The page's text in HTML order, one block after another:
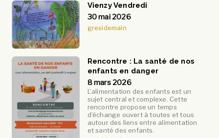
Vienzy Vendredi
30 mai 2026
gresidemain
Rencontre : La santé de nos
enfants en danger
8 mars 2026
L’alimentation des enfants est un
sujet central et complexe. Cette
rencontre propose un temps
d’échange ouvert à toutes et tous
autour des liens entre alimentation
et santé des enfants.